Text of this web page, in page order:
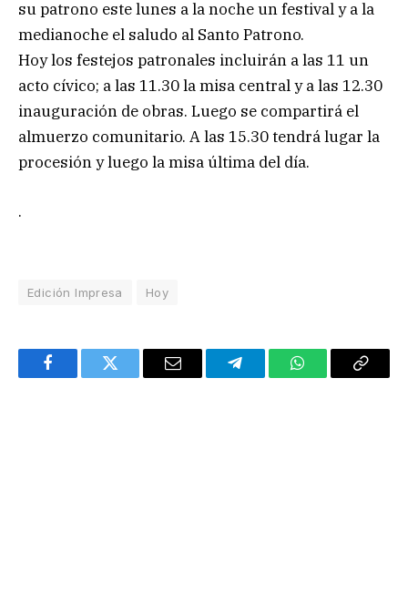
su patrono este lunes a la noche un festival y a la
medianoche el saludo al Santo Patrono.
Hoy los festejos patronales incluirán a las 11 un
acto cívico; a las 11.30 la misa central y a las 12.30
inauguración de obras. Luego se compartirá el
almuerzo comunitario. A las 15.30 tendrá lugar la
procesión y luego la misa última del día.
.
Edición Impresa Hoy
FacebookTwitter Email TelegramWhatsAppCopy